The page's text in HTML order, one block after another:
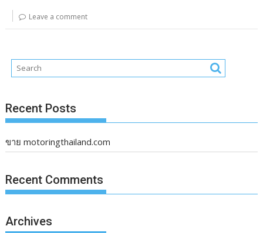
Leave a comment
Recent Posts
ขาย motoringthailand.com
Recent Comments
Archives